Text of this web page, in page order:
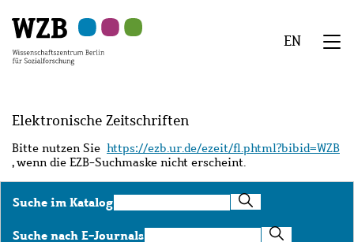
Hauptinhalt
springen
Navigation
springen
Suche
springen
Sekundärnavigation
springen
Fußzeile
springen
EN
Elektronische Zeitschriften
Bitte nutzen Sie https://ezb.ur.de/ezeit/fl.phtml?bibid=WZB
, wenn die EZB-Suchmaske nicht erscheint.
Suche im KatalogSuche
im
Katalog
Suche nach E-JournalsSuche